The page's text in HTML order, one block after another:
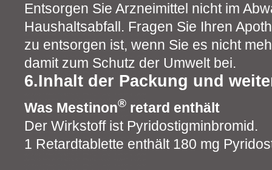
Entsorgen Sie Arzneimittel nicht im
Haushaltsabfall. Fragen Sie Ihren
zu entsorgen ist, wenn Sie es nicht
damit zum Schutz der Umwelt bei.
6.Inhalt der Packung und
Was Mestinon® retard enthält
Der Wirkstoff ist Pyridostigminbromid.
1 Retardtablette enthält 180 mg